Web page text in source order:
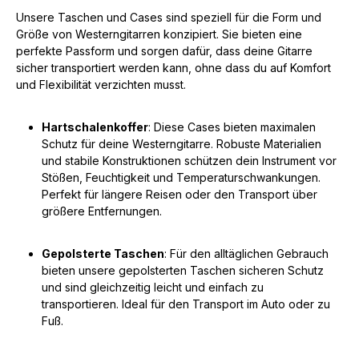
Unsere Taschen und Cases sind speziell für die Form und
Größe von Westerngitarren konzipiert. Sie bieten eine
perfekte Passform und sorgen dafür, dass deine Gitarre
sicher transportiert werden kann, ohne dass du auf Komfort
und Flexibilität verzichten musst.
Hartschalenkoffer: Diese Cases bieten maximalen
Schutz für deine Westerngitarre. Robuste Materialien
und stabile Konstruktionen schützen dein Instrument vor
Stößen, Feuchtigkeit und Temperaturschwankungen.
Perfekt für längere Reisen oder den Transport über
größere Entfernungen.
Gepolsterte Taschen: Für den alltäglichen Gebrauch
bieten unsere gepolsterten Taschen sicheren Schutz
und sind gleichzeitig leicht und einfach zu
transportieren. Ideal für den Transport im Auto oder zu
Fuß.